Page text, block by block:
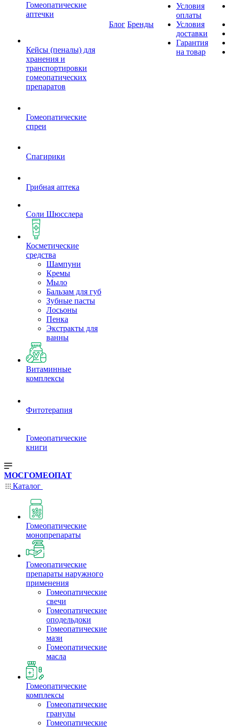
Гомеопатические
аптечки
Кейсы (пеналы) для
хранения и
транспортировки
гомеопатических
препаратов
Гомеопатические
спреи
Спагирики
Грибная аптека
Соли Шюсслера
Косметические
средства
Шампуни
Кремы
Мыло
Бальзам для губ
Зубные пасты
Лосьоны
Пенка
Экстракты для
ванны
Витаминные
комплексы
Фитотерапия
Гомеопатические
книги
Блог Бренды
Условия
оплаты
Условия
доставки
Гарантия
на товар
МОСГОМЕОПАТ
Каталог
Гомеопатические
монопрепараты
Гомеопатические
препараты наружного
применения
Гомеопатические
свечи
Гомеопатические
оподельдоки
Гомеопатические
мази
Гомеопатические
масла
Гомеопатические
комплексы
Гомеопатические
гранулы
Гомеопатические